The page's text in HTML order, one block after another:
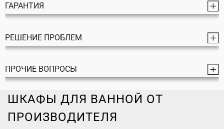
ГАРАНТИЯ
РЕШЕНИЕ ПРОБЛЕМ
ПРОЧИЕ ВОПРОСЫ
ШКАФЫ ДЛЯ ВАННОЙ ОТ
ПРОИЗВОДИТЕЛЯ